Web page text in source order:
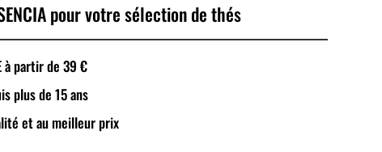
pour votre sélection de thés
à partir de 39 €
plus de 15 ans
et au meilleur prix